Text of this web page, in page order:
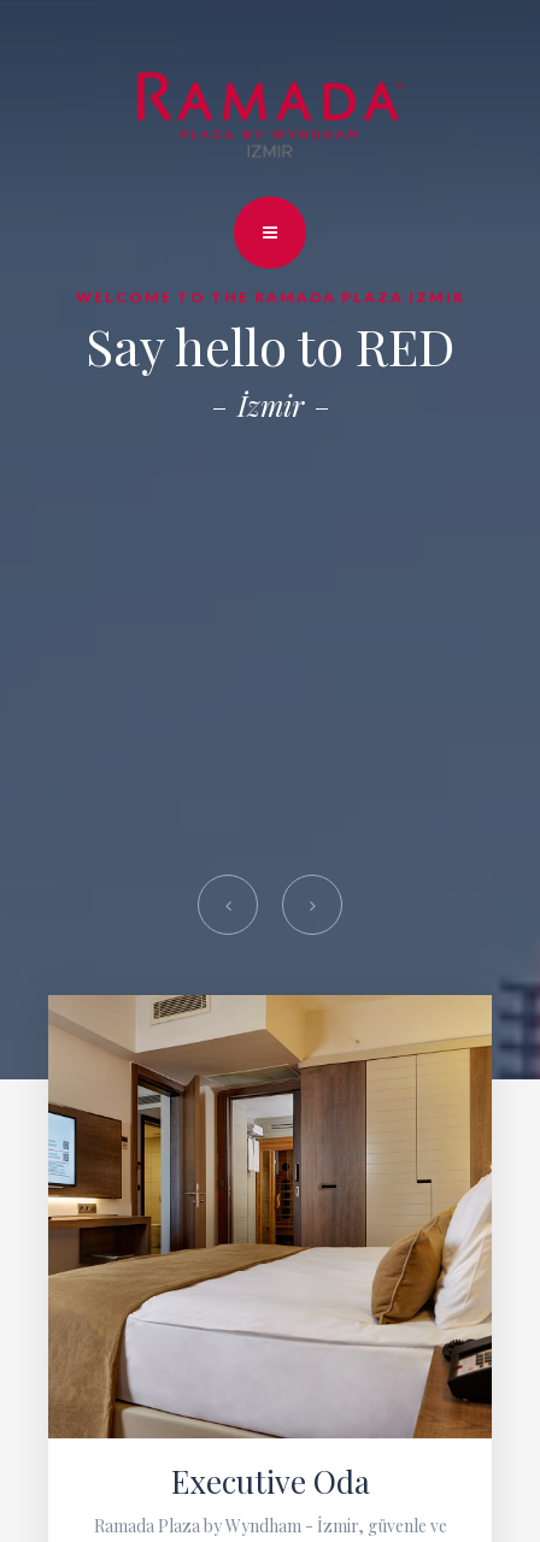
WELCOME TO THE RAMADA PLAZA IZMIR
Say hello to RED
İzmir
Executive Oda
Ramada Plaza by Wyndham - İzmir, güvenle ve